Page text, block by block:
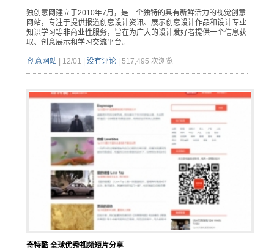
独创意网建立于2010年7月，是一个独特的具有新鲜活力的视觉创意
网站，专注于提供报道创意设计资讯、展示创意设计作品和设计专业
知识学习等非商业性服务，旨在为广大的设计爱好者提供一个信息获
取、创意展示和学习交流平台。
创意网站| 12/01 没有评论| 517,495 次浏览
奇特酷 全球优秀视频短片分享